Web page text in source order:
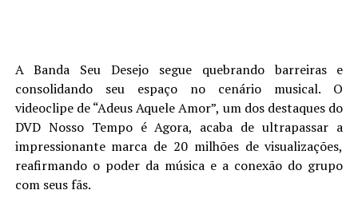
A Banda Seu Desejo segue quebrando barreiras e
consolidando seu espaço no cenário musical. O
videoclipe de “Adeus Aquele Amor”, um dos destaques do
DVD Nosso Tempo é Agora, acaba de ultrapassar a
impressionante marca de 20 milhões de visualizações,
reafirmando o poder da música e a conexão do grupo
com seus fãs.